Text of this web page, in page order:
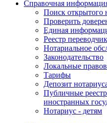
Справочная
Поиск открытого
Проверить
Единая
Реестр
Нотариальное
Законодательство
Локальные
Тарифы
Депозит
Публичные
иностранных
Нотариус - детям